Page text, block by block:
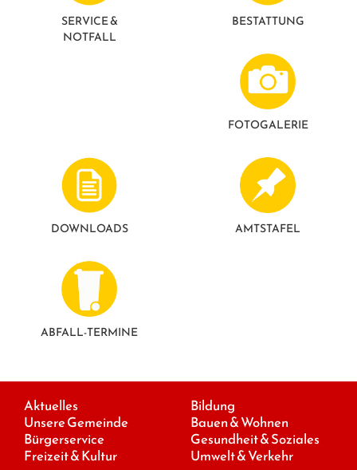
ANSPRECHPARTNER
GESUNDE GEMEINDE
SERVICE &
NOTFALL
BESTATTUNG
FOTO­GALERIE
DOWNLOADS AMTSTAFEL
ABFALL-TERMINE
Aktuelles
Unsere Gemeinde
Bürgerservice
Freizeit & Kultur
Bildung
Bauen & Wohnen
Gesundheit & Soziales
Umwelt & Verkehr